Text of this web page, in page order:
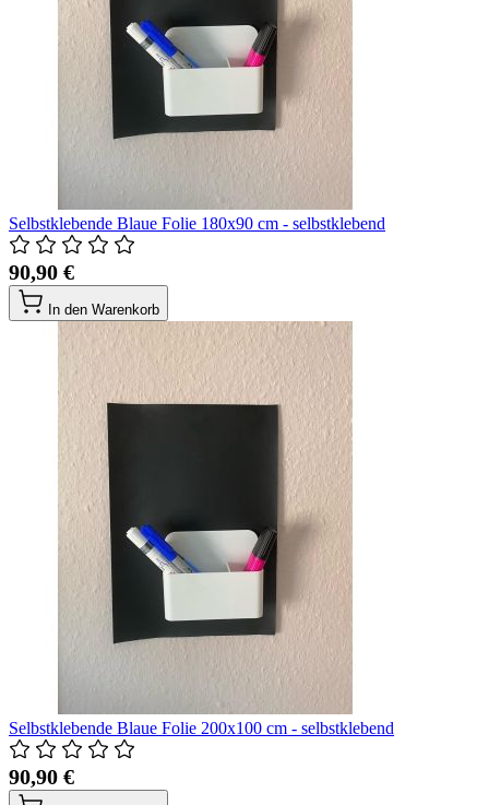
Selbstklebende Blaue Folie 180x90 cm - selbstklebend
90,90 €
In den Warenkorb
Selbstklebende Blaue Folie 200x100 cm - selbstklebend
90,90 €